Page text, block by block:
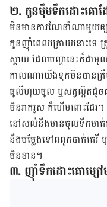
២. កូនម៉ឹមទឹកដោះគ
មិនមានការណែនាំណាមួ
កូនញ៉ាំពេលក្រោយនោះទេ ត្
ស្តាយ ដែលបញ្ហានេះក៏ជា
កាលណាយើងទុកមិនបានត្រឹ
ធូលីហុយចូល ឬសត្វល្អិតដូចជ
មិនរាករូស ក៏ហើមពោះដែ
នៅសល់នឹងមានចូលទឹកមាត់
នឹងបម្លែងទៅពពួកបាក់តេរី
មិនខាន។
៣. ញ៉ាំទឹកដោះគោម្សៅ